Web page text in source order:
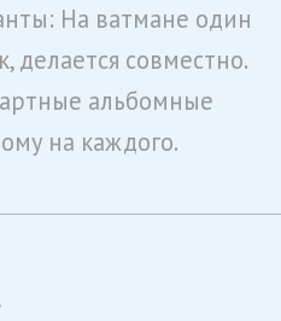
На ватмане один
делается совместно.
альбомные
на каждого.